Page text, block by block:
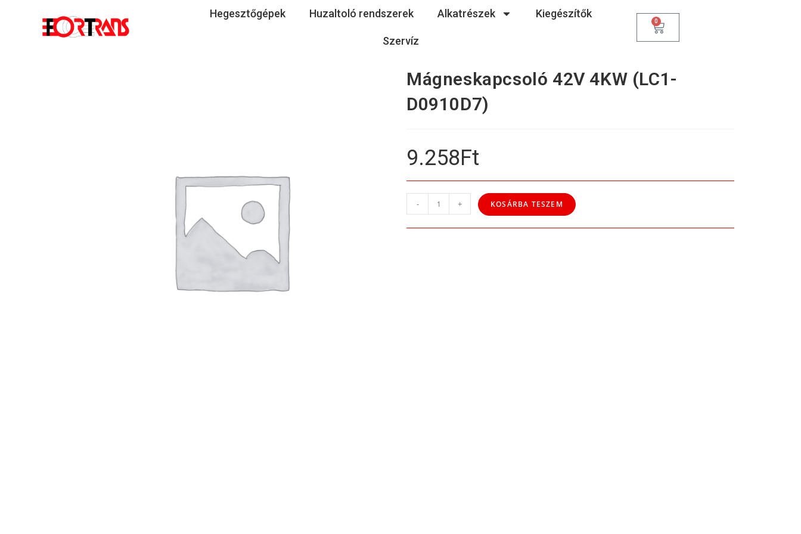
Hegesztőgépek Huzaltoló rendszerek Alkatrészek Kiegészítők
Szervíz
0
Mágneskapcsoló 42V 4KW (LC1-
D0910D7)
9.258Ft
- + KOSÁRBA TESZEM